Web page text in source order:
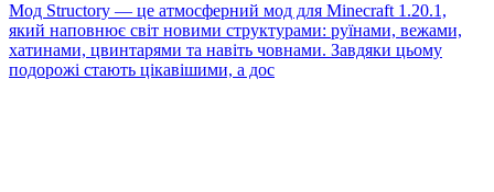
Мод Structory — це атмосферний мод для Minecraft 1.20.1,
який наповнює світ новими структурами: руїнами, вежами,
хатинами, цвинтарями та навіть човнами. Завдяки цьому
подорожі стають цікавішими, а дос